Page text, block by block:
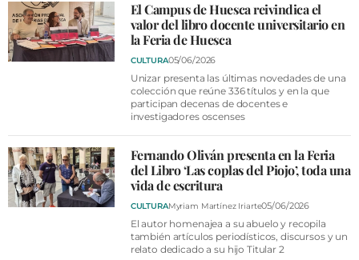
El Campus de Huesca reivindica el
valor del libro docente universitario en
la Feria de Huesca
CULTURA05/06/2026
Unizar presenta las últimas novedades de una
colección que reúne 336 títulos y en la que
participan decenas de docentes e
investigadores oscenses
Fernando Oliván presenta en la Feria
del Libro ‘Las coplas del Piojo’, toda una
vida de escritura
CULTURAMyriam Martínez Iriarte05/06/2026
El autor homenajea a su abuelo y recopila
también artículos periodísticos, discursos y un
relato dedicado a su hijo Titular 2